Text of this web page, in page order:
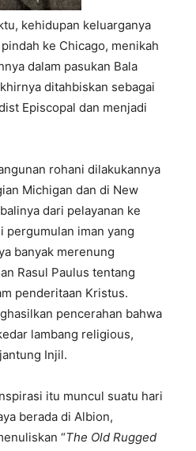
kehidupan keluarganya
ke Chicago, menikah
dalam pasukan Bala
ditahbiskan sebagai
Episcopal dan menjadi
rohani dilakukannya
Michigan dan di New
dari pelayanan ke
pergumulan iman yang
banyak merenung
Rasul Paulus tentang
penderitaan Kristus.
pencerahan bahwa
lambang religious,
Injil.
itu muncul suatu hari
berada di Albion,
“The Old Rugged